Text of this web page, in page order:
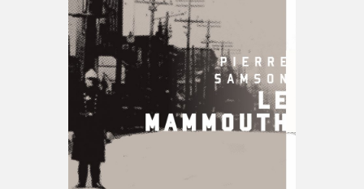
Espace enseignant·e·s
Espace pro